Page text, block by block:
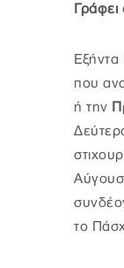
Εξήντα
που
ή την
το